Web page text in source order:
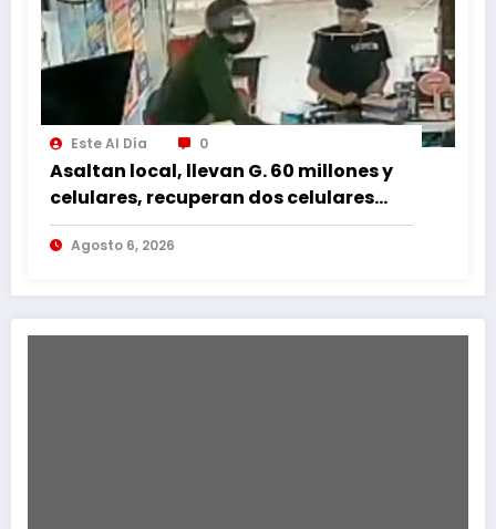
Este Al Día 0
Asaltan local, llevan G. 60 millones y
celulares, recuperan dos celulares
mediante rastreo y persecución
Agosto 6, 2026